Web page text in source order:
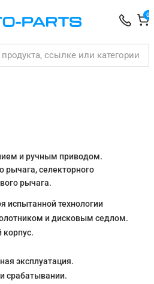
0
и ручным приводом.
рычага, селекторного
рычага.
испытанной технологии
и дисковым седлом.
эксплуатация.
срабатывании.